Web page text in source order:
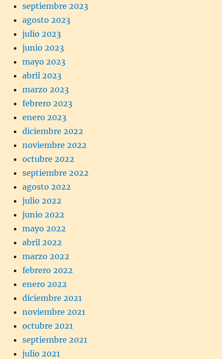
septiembre 2023
agosto 2023
julio 2023
junio 2023
mayo 2023
abril 2023
marzo 2023
febrero 2023
enero 2023
diciembre 2022
noviembre 2022
octubre 2022
septiembre 2022
agosto 2022
julio 2022
junio 2022
mayo 2022
abril 2022
marzo 2022
febrero 2022
enero 2022
diciembre 2021
noviembre 2021
octubre 2021
septiembre 2021
julio 2021